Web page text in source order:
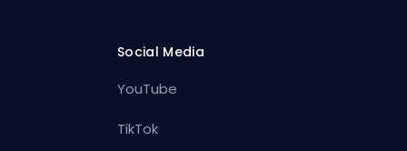
Social Media
YouTube
TikTok